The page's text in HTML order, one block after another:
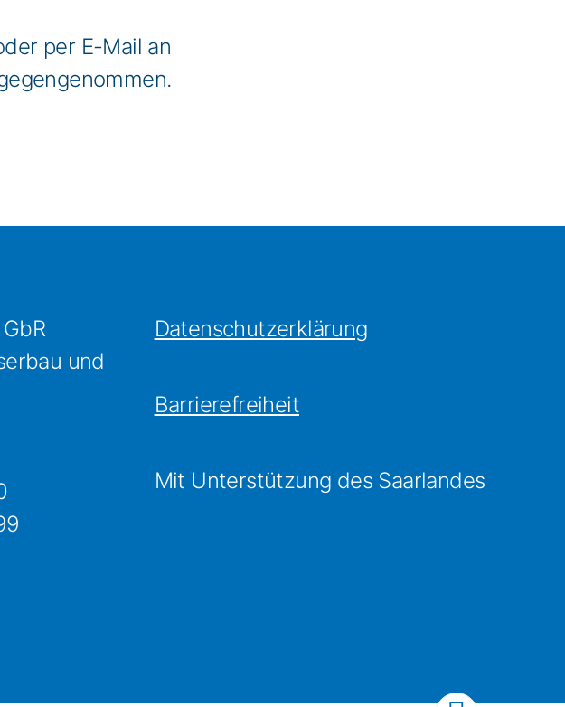
per E-Mail an
und
Datenschutzerklärung
Barrierefreiheit
Mit Unterstützung des Saarlandes